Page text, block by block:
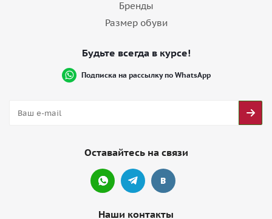
Бренды
Размер обуви
Будьте всегда в курсе!
Подписка на рассылку по WhatsApp
Оставайтесь на связи
Наши контакты